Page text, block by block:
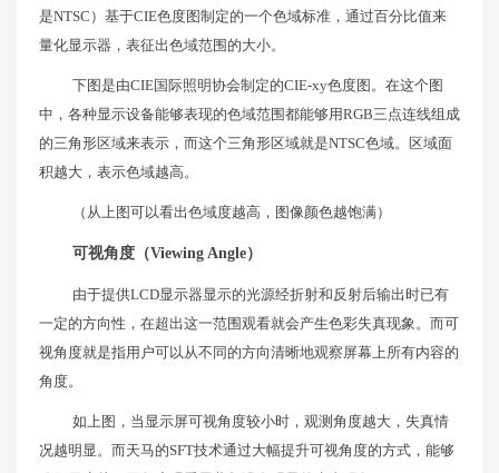
是NTSC）基于CIE色度图制定的一个色域标准，通过百分比值来
量化显示器，表征出色域范围的大小。
下图是由CIE国际照明协会制定的CIE-xy色度图。在这个图
中，各种显示设备能够表现的色域范围都能够用RGB三点连线组成
的三角形区域来表示，而这个三角形区域就是NTSC色域。区域面
积越大，表示色域越高。
（从上图可以看出色域度越高，图像颜色越饱满）
可视角度（Viewing Angle）
由于提供LCD显示器显示的光源经折射和反射后输出时已有
一定的方向性，在超出这一范围观看就会产生色彩失真现象。而可
视角度就是指用户可以从不同的方向清晰地观察屏幕上所有内容的
角度。
如上图，当显示屏可视角度较小时，观测角度越大，失真情
况越明显。而天马的SFT技术通过大幅提升可视角度的方式，能够